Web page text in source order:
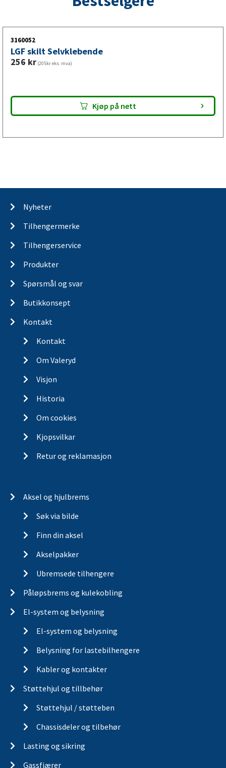
3160052
LGF skilt Selvklebende
256 kr (205kr eks. mva)
Kjøp på nett
Nyheter
Tilhengermerke
Tilhengerservice
Produkter
Spørsmål og svar
Butikkonsept
Kontakt
Kontakt
Om Valeryd
Visjon
Historia
Om cookies
Kjopsvilkar
Retur og reklamasjon
Aksel og hjulbrems
Søk via bilde
Finn din aksel
Akselpakker
Ubremsede tilhengere
Påløpsbrems og kulekobling
El-system og belysning
El-system og belysning
Belysning for lastebilhengere
Kabler og kontakter
Støttehjul og tillbehør
Støttehjul / støtteben
Chassisdeler og tilbehør
Lasting og sikring
Gassfjærer